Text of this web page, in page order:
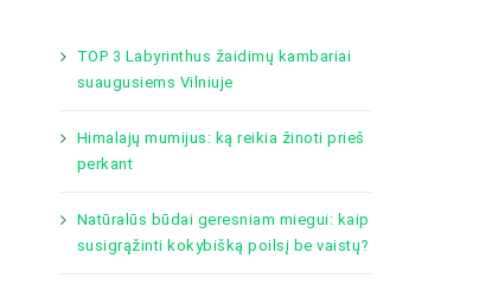
TOP 3 Labyrinthus žaidimų kambariai
suaugusiems Vilniuje
Himalajų mumijus: ką reikia žinoti prieš
perkant
Natūralūs būdai geresniam miegui: kaip
susigrąžinti kokybišką poilsį be vaistų?